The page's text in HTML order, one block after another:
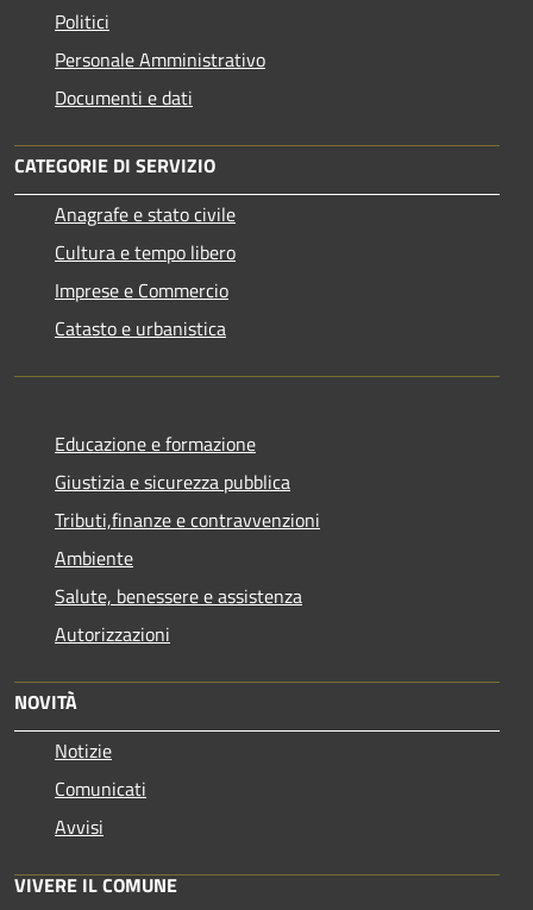
Politici
Personale Amministrativo
Documenti e dati
CATEGORIE DI SERVIZIO
Anagrafe e stato civile
Cultura e tempo libero
Imprese e Commercio
Catasto e urbanistica
Educazione e formazione
Giustizia e sicurezza pubblica
Tributi,finanze e contravvenzioni
Ambiente
Salute, benessere e assistenza
Autorizzazioni
NOVITÀ
Notizie
Comunicati
Avvisi
VIVERE IL COMUNE